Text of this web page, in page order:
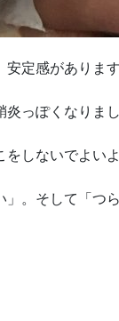
安定感があります
っぽくなりま
しないでよい
。そして「つら